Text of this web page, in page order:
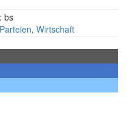
bs
Parteien, Wirtschaft